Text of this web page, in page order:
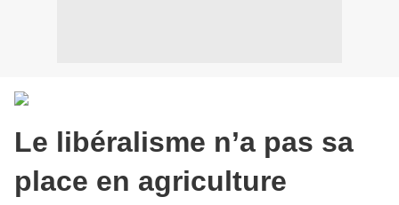
Le libéralisme n’a pas sa
place en agriculture